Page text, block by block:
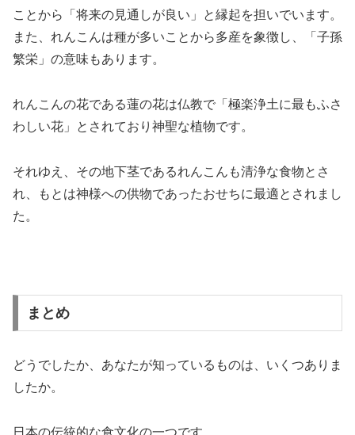
ことから「将来の見通しが良い」と縁起を担いでいます。
また、れんこんは種が多いことから多産を象徴し、「子孫
繁栄」の意味もあります。
れんこんの花である蓮の花は仏教で「極楽浄土に最もふさ
わしい花」とされており神聖な植物です。
それゆえ、その地下茎であるれんこんも清浄な食物とさ
れ、もとは神様への供物であったおせちに最適とされまし
た。
まとめ
どうでしたか、あなたが知っているものは、いくつありま
したか。
日本の伝統的な食文化の一つです。